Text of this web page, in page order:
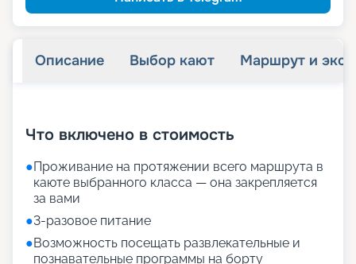
Описание Выбор кают Маршрут и
Что включено в стоимость
●Проживание на протяжении всего маршрута в
каюте выбранного класса — она закрепляется
за вами
●3-разовое питание
●Возможность посещать развлекательные и
познавательные программы на борту